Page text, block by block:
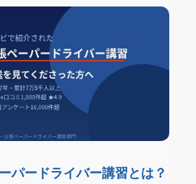
パードライバー講習とは？